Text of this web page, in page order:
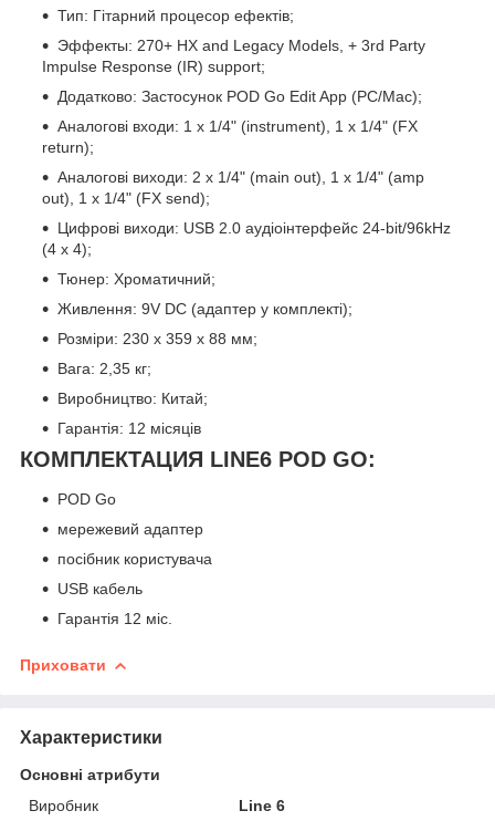
Тип: Гітарний процесор ефектів;
Эффекты: 270+ HX and Legacy Models, + 3rd Party
Impulse Response (IR) support;
Додатково: Застосунок POD Go Edit App (PC/Mac);
Аналогові входи: 1 x 1/4" (instrument), 1 x 1/4" (FX
return);
Аналогові виходи: 2 x 1/4" (main out), 1 x 1/4" (amp
out), 1 x 1/4" (FX send);
Цифрові виходи: USB 2.0 аудіоінтерфейс 24-bit/96kHz
(4 х 4);
Тюнер: Хроматичний;
Живлення: 9V DC (адаптер у комплекті);
Розміри: 230 x 359 x 88 мм;
Вага: 2,35 кг;
Виробництво: Китай;
Гарантія: 12 місяців
КОМПЛЕКТАЦИЯ LINE6 POD GO:
POD Go
мережевий адаптер
посібник користувача
USB кабель
Гарантія 12 міс.
Приховати
Характеристики
Основні атрибути
Виробник
Line 6